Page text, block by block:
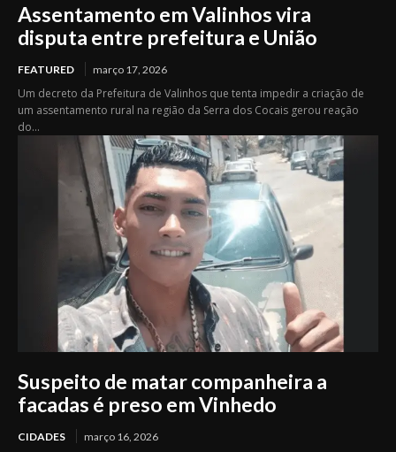
Assentamento em Valinhos vira
disputa entre prefeitura e União
FEATURED março 17, 2026
Um decreto da Prefeitura de Valinhos que tenta impedir a criação de
um assentamento rural na região da Serra dos Cocais gerou reação
do...
Suspeito de matar companheira a
facadas é preso em Vinhedo
CIDADES março 16, 2026